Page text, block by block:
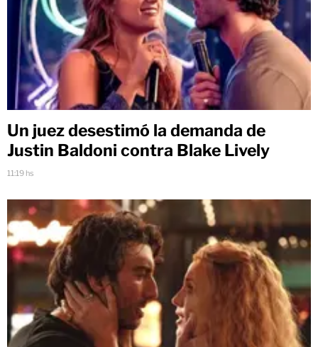
Un juez desestimó la demanda de
Justin Baldoni contra Blake Lively
11:19 hs